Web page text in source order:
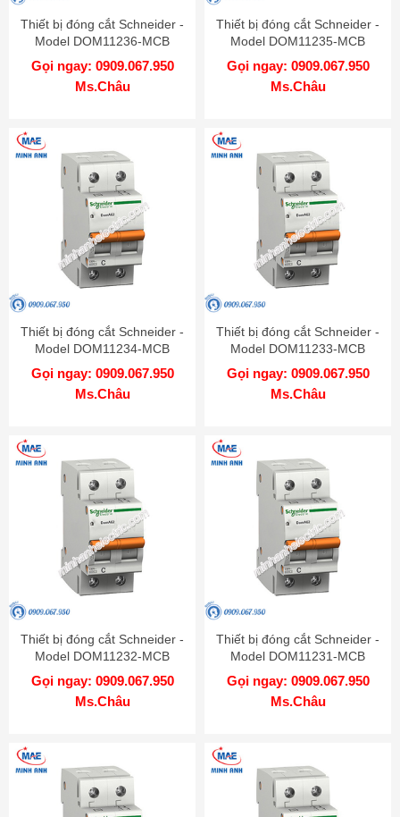
Thiết bị đóng cắt Schneider -
Model DOM11236-MCB
Gọi ngay: 0909.067.950
Ms.Châu
Thiết bị đóng cắt Schneider -
Model DOM11235-MCB
Gọi ngay: 0909.067.950
Ms.Châu
Thiết bị đóng cắt Schneider -
Model DOM11234-MCB
Gọi ngay: 0909.067.950
Ms.Châu
Thiết bị đóng cắt Schneider -
Model DOM11233-MCB
Gọi ngay: 0909.067.950
Ms.Châu
Thiết bị đóng cắt Schneider -
Model DOM11232-MCB
Gọi ngay: 0909.067.950
Ms.Châu
Thiết bị đóng cắt Schneider -
Model DOM11231-MCB
Gọi ngay: 0909.067.950
Ms.Châu